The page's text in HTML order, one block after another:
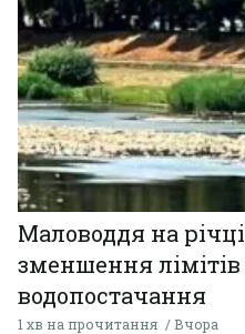
Маловоддя на
зменшення
водопостачання
1 хв на прочитання Вчора